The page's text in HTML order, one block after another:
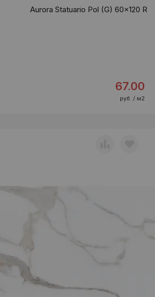
Aurora Statuario Pol (G) 60x120 R
67.00
руб. / м2